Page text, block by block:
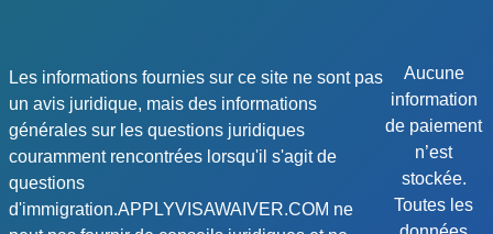
Les informations fournies sur ce site ne sont pas
un avis juridique, mais des informations
générales sur les questions juridiques
couramment rencontrées lorsqu'il s'agit de
questions
d'immigration.APPLYVISAWAIVER.COM ne
Aucune
information
de paiement
n’est
stockée.
Toutes les